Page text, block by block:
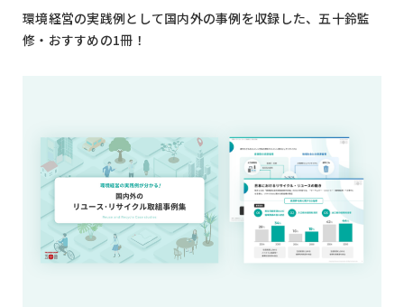
環境経営の実践例として国内外の事例を収録した、五十鈴監
修・おすすめの1冊！